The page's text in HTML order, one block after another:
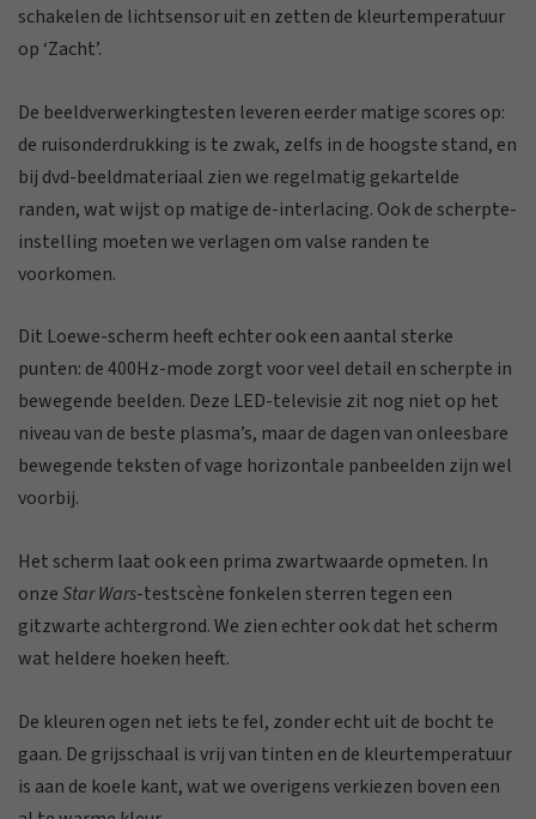
schakelen de lichtsensor uit en zetten de kleurtemperatuur
op ‘Zacht’.
De beeldverwerkingtesten leveren eerder matige scores op:
de ruisonderdrukking is te zwak, zelfs in de hoogste stand, en
bij dvd-beeldmateriaal zien we regelmatig gekartelde
randen, wat wijst op matige de-interlacing. Ook de scherpte-
instelling moeten we verlagen om valse randen te
voorkomen.
Dit Loewe-scherm heeft echter ook een aantal sterke
punten: de 400Hz-mode zorgt voor veel detail en scherpte in
bewegende beelden. Deze LED-televisie zit nog niet op het
niveau van de beste plasma’s, maar de dagen van onleesbare
bewegende teksten of vage horizontale panbeelden zijn wel
voorbij.
Het scherm laat ook een prima zwartwaarde opmeten. In
onzeStar Wars-testscène fonkelen sterren tegen een
gitzwarte achtergrond. We zien echter ook dat het scherm
wat heldere hoeken heeft.
De kleuren ogen net iets te fel, zonder echt uit de bocht te
gaan. De grijsschaal is vrij van tinten en de kleurtemperatuur
is aan de koele kant, wat we overigens verkiezen boven een